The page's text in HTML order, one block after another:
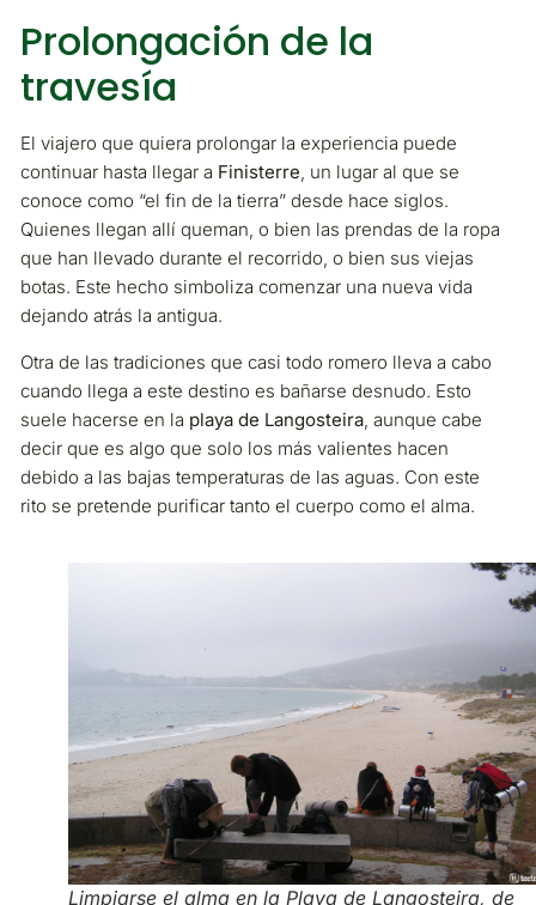
Prolongación de la
travesía
El viajero que quiera prolongar la experiencia puede
continuar hasta llegar a Finisterre, un lugar al que se
conoce como “el fin de la tierra” desde hace siglos.
Quienes llegan allí queman, o bien las prendas de la ropa
que han llevado durante el recorrido, o bien sus viejas
botas. Este hecho simboliza comenzar una nueva vida
dejando atrás la antigua.
Otra de las tradiciones que casi todo romero lleva a cabo
cuando llega a este destino es bañarse desnudo. Esto
suele hacerse en la playa de Langosteira , aunque cabe
decir que es algo que solo los más valientes hacen
debido a las bajas temperaturas de las aguas. Con este
rito se pretende purificar tanto el cuerpo como el alma.
Limpiarse el alma en la Playa de Langosteira, de